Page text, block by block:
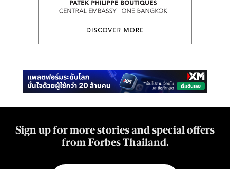
Sign up for more stories and special offers
from Forbes Thailand.